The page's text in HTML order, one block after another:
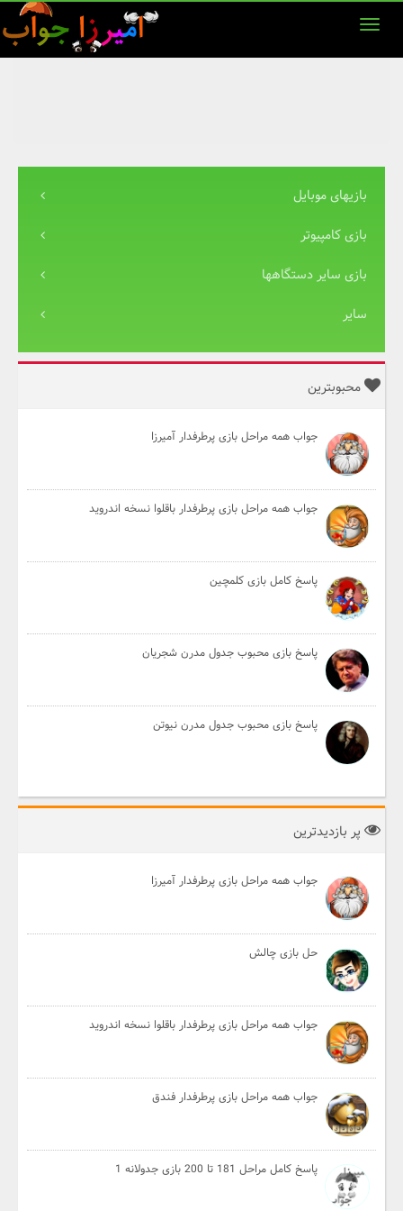
بازیهای موبایل
بازی کامپیوتر
بازی سایر دستگاهها
سایر
محبوبترین
جواب همه مراحل بازی پرطرفدار آمیرزا
جواب همه مراحل بازی پرطرفدار باقلوا نسخه اندروید
پاسخ کامل بازی کلمچین
پاسخ بازی محبوب جدول مدرن شجریان
پاسخ بازی محبوب جدول مدرن نیوتن
پر بازدیدترین
جواب همه مراحل بازی پرطرفدار آمیرزا
حل بازی چالش
جواب همه مراحل بازی پرطرفدار باقلوا نسخه اندروید
جواب همه مراحل بازی پرطرفدار فندق
پاسخ کامل مراحل 181 تا 200 بازی جدولانه 1